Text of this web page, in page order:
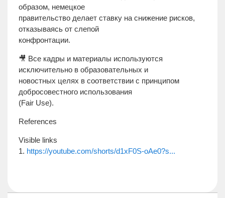
образом, немецкое
правительство делает ставку на снижение рисков,
отказываясь от слепой
конфронтации.
🎥 Все кадры и материалы используются
исключительно в образовательных и
новостных целях в соответствии с принципом
добросовестного использования
(Fair Use).
References
Visible links
1. https://youtube.com/shorts/d1xF0S-oAe0?s...